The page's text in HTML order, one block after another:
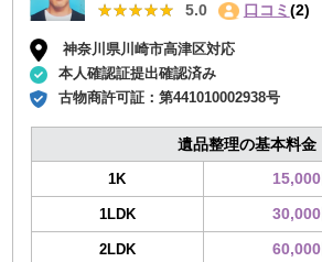
★★★★★
★★★★★ 5.0 口コミ (2)
神奈川県川崎市高津区対応
本人確認証提出確認済み
古物商許可証：第441010002938号
遺品整理の基本料金
1K 15,000
1LDK 30,000
2LDK 60,000